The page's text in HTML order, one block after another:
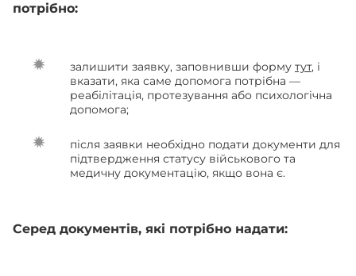
потрібно:
залишити заявку, заповнивши форму тут, і
вказати, яка саме допомога потрібна —
реабілітація, протезування або психологічна
допомога;
після заявки необхідно подати документи для
підтвердження статусу військового та
медичну документацію, якщо вона є.
Серед документів, які потрібно надати: